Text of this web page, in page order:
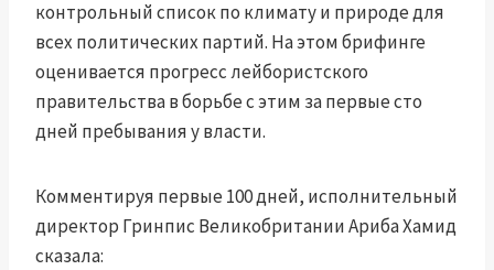
контрольный список по климату и природе для
всех политических партий. На этом брифинге
оценивается прогресс лейбористского
правительства в борьбе с этим за первые сто
дней пребывания у власти.
Комментируя первые 100 дней, исполнительный
директор Гринпис Великобритании Ариба Хамид
сказала: